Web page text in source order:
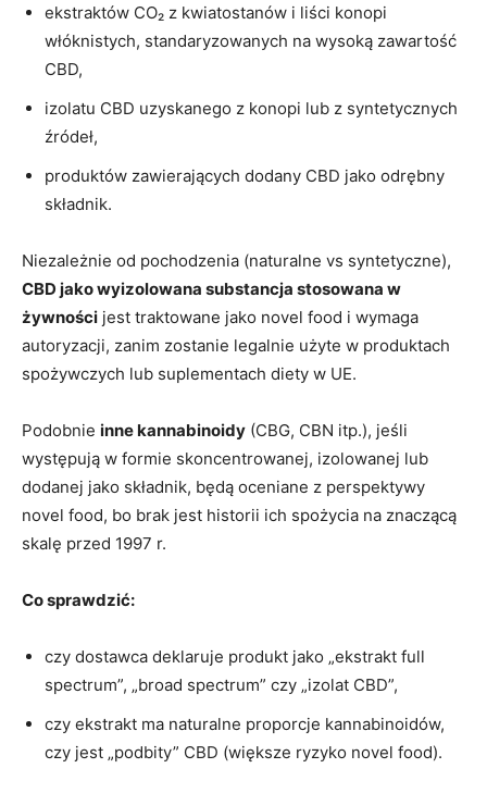
ekstraktów CO₂ z kwiatostanów i liści konopi
włóknistych, standaryzowanych na wysoką zawartość
CBD,
izolatu CBD uzyskanego z konopi lub z syntetycznych
źródeł,
produktów zawierających dodany CBD jako odrębny
składnik.
Niezależnie od pochodzenia (naturalne vs syntetyczne),
CBD jako wyizolowana substancja stosowana w
żywności jest traktowane jako novel food i wymaga
autoryzacji, zanim zostanie legalnie użyte w produktach
spożywczych lub suplementach diety w UE.
Podobnie inne kannabinoidy (CBG, CBN itp.), jeśli
występują w formie skoncentrowanej, izolowanej lub
dodanej jako składnik, będą oceniane z perspektywy
novel food, bo brak jest historii ich spożycia na znaczącą
skalę przed 1997 r.
Co sprawdzić:
czy dostawca deklaruje produkt jako „ekstrakt full
spectrum”, „broad spectrum” czy „izolat CBD”,
czy ekstrakt ma naturalne proporcje kannabinoidów,
czy jest „podbity” CBD (większe ryzyko novel food).